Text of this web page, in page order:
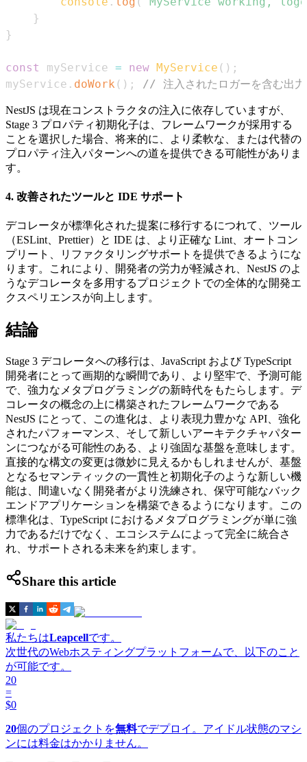
}
}
const myService = new MyService ( ) ;
myService . doWork ( ) ; // 注入されたロガーを含む出力
NestJS は現在コンストラクタの注入に依存していますが、
Stage 3 プロパティ初期化子は、フレームワークが採用する
ことを選択した場合、将来的に、より柔軟な、または代替の
プロパティ注入パターンへの道を提供できる可能性がありま
す。
4. 改善されたツールと IDE サポート
デコレータが標準化された提案に移行するにつれて、ツール
（ESLint、Prettier）と IDE は、より正確な Lint、オートコン
プリート、リファクタリングサポートを提供できるようにな
ります。これにより、開発者の労力が軽減され、NestJS のよ
うなデコレータを多用するプロジェクトでの全体的な開発エ
クスペリエンスが向上します。
結論
Stage 3 デコレータへの移行は、JavaScript および TypeScript
開発者にとって画期的な瞬間であり、より堅牢で、予測可能
で、強力なメタプログラミングの新時代をもたらします。デ
コレータの概念の上に構築されたフレームワークである
NestJS にとって、この進化は、より表現力豊かな API、強化
されたパフォーマンス、そして新しいアーキテクチャパター
ンにつながる可能性のある、より強固な基盤を意味します。
直接的な構文の変更は微妙に見えるかもしれませんが、基盤
となるセマンティックの一貫性と初期化子のような新しい機
能は、間違いなく開発者がより洗練され、保守可能なバック
エンドアプリケーションを構築できるようになります。この
標準化は、TypeScript におけるメタプログラミングが単に強
力であるだけでなく、エコシステムによって完全に統合さ
れ、サポートされる未来を約束します。
Share this article
私たちはLeapcellです。
次世代のWebホスティングプラットフォームで、以下のこと
が可能です。
20
=
$0
20個のプロジェクトを無料でデプロイ。アイドル状態のマシ
ンには料金はかかりません。